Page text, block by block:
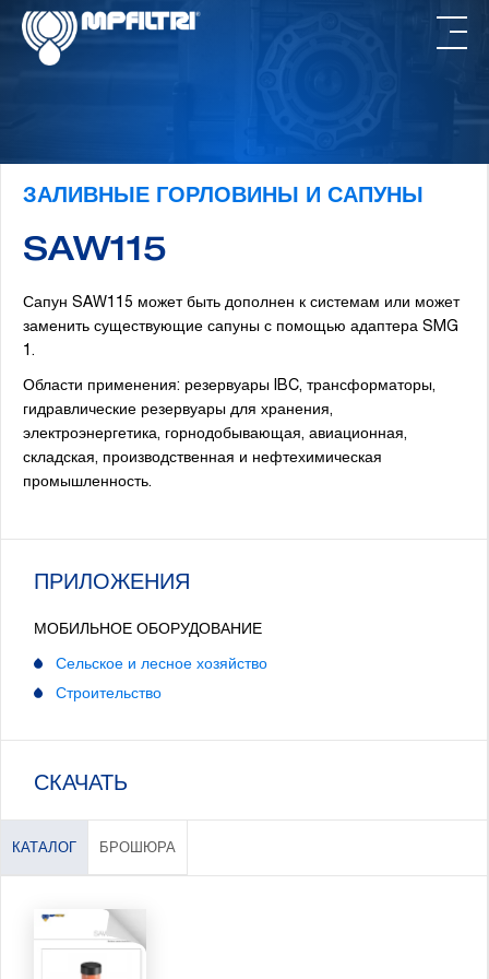
Skip
Skip
footer
ЗАЛИВНЫЕ ГОРЛОВИНЫ И САПУНЫ
SAW115
Сапун SAW115 может быть дополнен к системам или может
заменить существующие сапуны с помощью адаптера SMG
1.
Области применения: резервуары IBC, трансформаторы,
гидравлические резервуары для хранения,
электроэнергетика, горнодобывающая, авиационная,
складская, производственная и нефтехимическая
промышленность.
ПРИЛОЖЕНИЯ
МОБИЛЬНОЕ ОБОРУДОВАНИЕ
Сельское и лесное хозяйство
Строительство
СКАЧАТЬ
КАТАЛОГ БРОШЮРА